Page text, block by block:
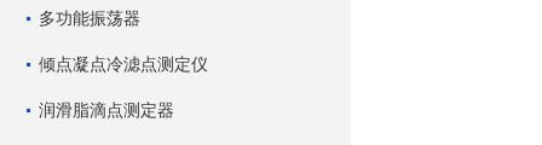
多功能振荡器
倾点凝点冷滤点测定仪
润滑脂滴点测定器